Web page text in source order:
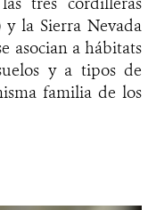
la Sierra Nevada
asocian a hábitats
y a tipos de
familia de los